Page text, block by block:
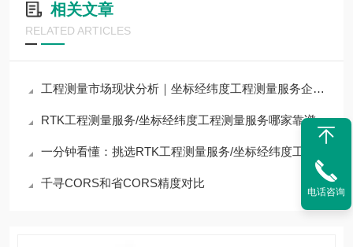
相关文章
RELATED ARTICLES
工程测量市场现状分析｜坐标经纬度工程测量服务企业合作遴选方案
RTK工程测量服务/坐标经纬度工程测量服务哪家靠谱？行业实测优质企业全解析
一分钟看懂：挑选RTK工程测量服务/坐标经纬度工程测量服务公司核心评测标准
千寻CORS和省CORS精度对比
电话咨询